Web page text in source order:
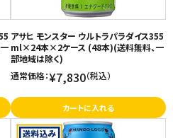
アサヒ モンスター ウルトラパラダイス355
ml×24本×2ケース (48本)(送料無料、一
部地域は除く)
通常価格：¥7,830（税込）
カートに入れる